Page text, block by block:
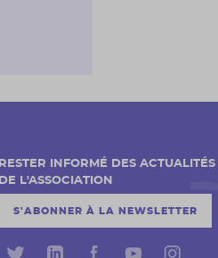
RESTER INFORMÉ DES ACTUALITÉS
DE L'ASSOCIATION
S'ABONNER À LA NEWSLETTER